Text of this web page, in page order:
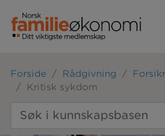
Forside Rådgivning
Kritisk sykdom